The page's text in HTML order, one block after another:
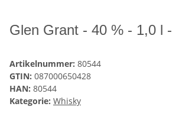
Glen Grant - 40 % - 1,0 l -
Artikelnummer: 80544
GTIN: 087000650428
HAN: 80544
Kategorie: Whisky